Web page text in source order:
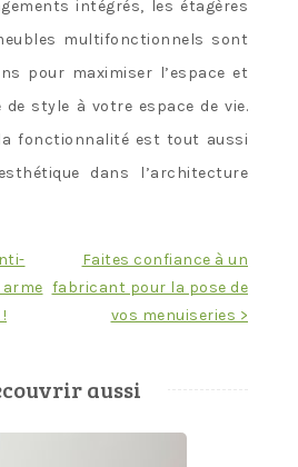
intégrés, les étagères
multifonctionnels sont
pour maximiser l’espace et
style à votre espace de vie.
la fonctionnalité est tout aussi
dans l’architecture
arme
Faites confiance à un
fabricant pour la pose de
vos menuiseries >
aussi